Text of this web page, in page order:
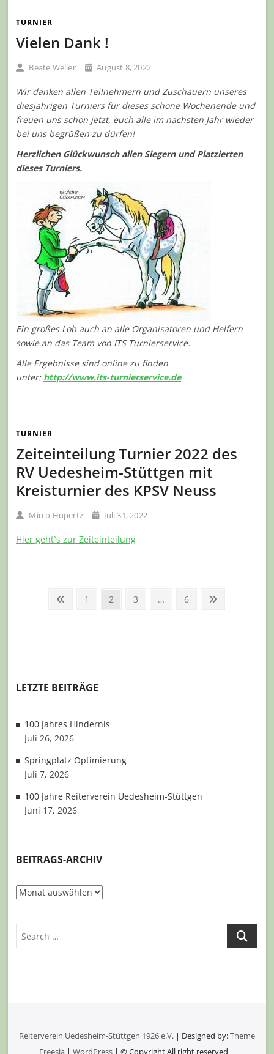
TURNIER
Vielen Dank !
Beate Weller August 8, 2022
Wir danken allen Teilnehmern und Zuschauern unseres
diesjährigen Turniers für dieses schöne Wochenende und
freuen uns schon jetzt, euch alle im nächsten Jahr wieder
bei uns begrüßen zu dürfen!
Herzlichen Glückwunsch allen Siegern und Platzierten
dieses Turniers.
Ein großes Lob auch an alle Organisatoren und Helfern
sowie an das Team von ITS Turnierservice.
Alle Ergebnisse sind online zu finden
unter: http://www.its-turnierservice.de
TURNIER
Zeiteinteilung Turnier 2022 des
RV Uedesheim-Stüttgen mit
Kreisturnier des KPSV Neuss
Mirco Hupertz Juli 31, 2022
Hier geht`s zur Zeiteinteilung
Seitennummerierung
Previous
Page
1 Page
2 Page
3 … Page
6
Next
LETZTE BEITRÄGE
100 Jahres Hindernis
Juli 26, 2026
Springplatz Optimierung
Juli 7, 2026
100 Jahre Reiterverein Uedesheim-Stüttgen
Juni 17, 2026
BEITRAGS-ARCHIV
Beitrags-
Search
Reiterverein Uedesheim-Stüttgen 1926 e.V.| Designed by:Theme
Freesia |WordPress | © Copyright All right reserved |